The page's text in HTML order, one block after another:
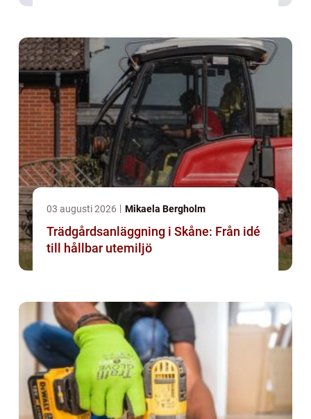
03 augusti 2026 Mikaela Bergholm
Trädgårdsanläggning i Skåne: Från idé
till hållbar utemiljö